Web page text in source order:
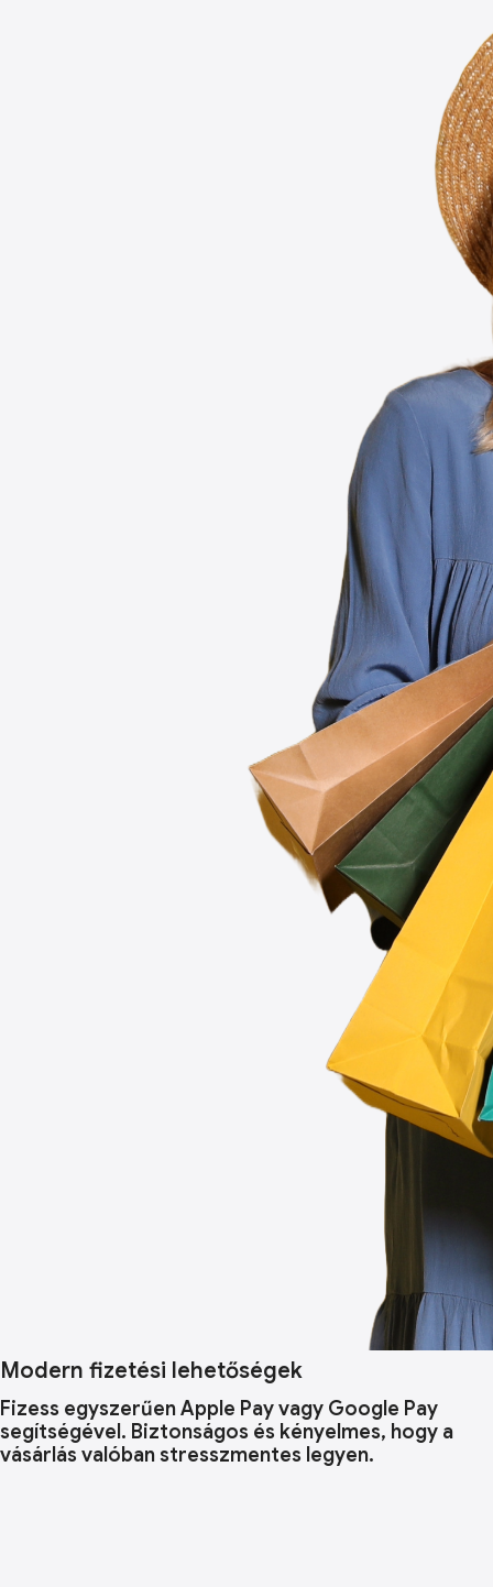
Modern fizetési lehetőségek
Fizess egyszerűen Apple Pay vagy Google Pay
segítségével. Biztonságos és kényelmes, hogy a
vásárlás valóban stresszmentes legyen.